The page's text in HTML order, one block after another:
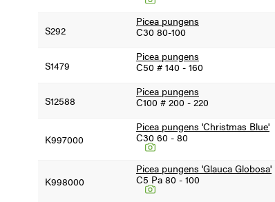
S292
Picea pungens
C30 80-100
S1479
Picea pungens
C50 # 140 - 160
S12588
Picea pungens
C100 # 200 - 220
K997000
Picea pungens 'Christmas Blue'
C30 60 - 80
K998000
Picea pungens 'Glauca Globosa'
C5 Pa 80 - 100